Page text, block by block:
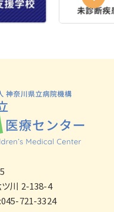
川 2-138-4
721-3324